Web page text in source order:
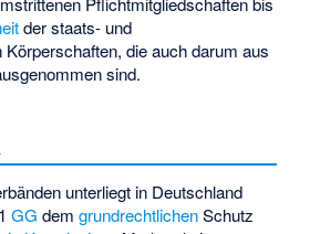
der staats- und
die auch darum aus
sind.
unterliegt in Deutschland
GG demgrundrechtlichenSchutz